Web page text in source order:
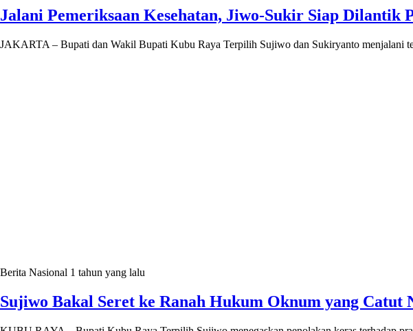
Jalani Pemeriksaan Kesehatan, Jiwo-Sukir Siap Dilantik
JAKARTA – Bupati dan Wakil Bupati Kubu Raya Terpilih Sujiwo dan Sukiryanto menjalani
Berita Nasional 1 tahun yang lalu
Sujiwo Bakal Seret ke Ranah Hukum Oknum yang